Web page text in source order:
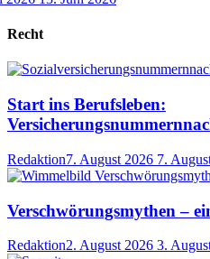
Recht
Start ins Berufsleben:
Redaktion7. August 2026 7.
Verschwörungsmythen –
Redaktion2. August 2026 3.